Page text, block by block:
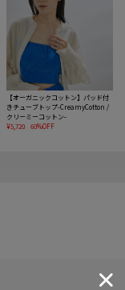
【オーガニックコットン】パッド付
きチューブトップ-CreamyCotton /
クリーミーコットン-
¥5,720
60%OFF